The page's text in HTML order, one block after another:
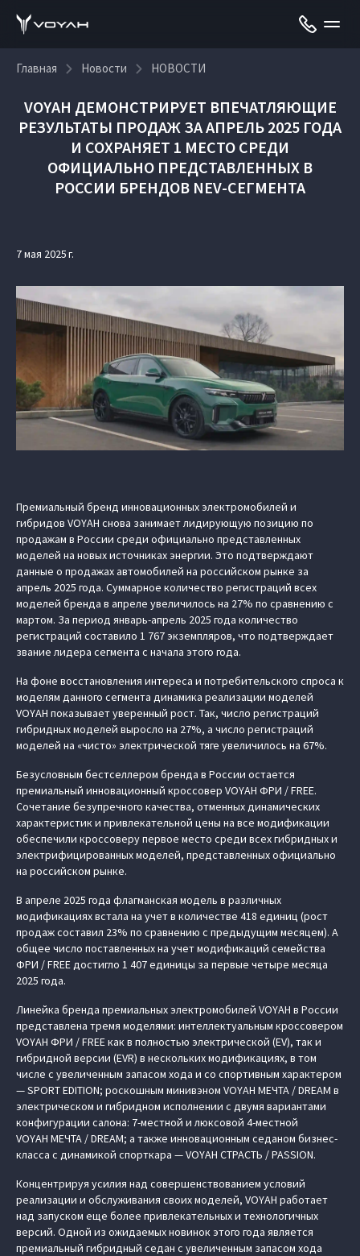
Главная Новости НОВОСТИ
VOYAH ДЕМОНСТРИРУЕТ ВПЕЧАТЛЯЮЩИЕ
РЕЗУЛЬТАТЫ ПРОДАЖ ЗА АПРЕЛЬ 2025 ГОДА
И СОХРАНЯЕТ 1 МЕСТО СРЕДИ
ОФИЦИАЛЬНО ПРЕДСТАВЛЕННЫХ В
РОССИИ БРЕНДОВ NEV-СЕГМЕНТА
7 мая 2025 г.
Премиальный бренд инновационных электромобилей и
гибридов VOYAH снова занимает лидирующую позицию по
продажам в России среди официально представленных
моделей на новых источниках энергии. Это подтверждают
данные о продажах автомобилей на российском рынке за
апрель 2025 года. Суммарное количество регистраций всех
моделей бренда в апреле увеличилось на 27% по сравнению с
мартом. За период январь-апрель 2025 года количество
регистраций составило 1 767 экземпляров, что подтверждает
звание лидера сегмента с начала этого года.
На фоне восстановления интереса и потребительского спроса к
моделям данного сегмента динамика реализации моделей
VOYAH показывает уверенный рост. Так, число регистраций
гибридных моделей выросло на 27%, а число регистраций
моделей на «чисто» электрической тяге увеличилось на 67%.
Безусловным бестселлером бренда в России остается
премиальный инновационный кроссовер VOYAH ФРИ / FREE.
Сочетание безупречного качества, отменных динамических
характеристик и привлекательной цены на все модификации
обеспечили кроссоверу первое место среди всех гибридных и
электрифицированных моделей, представленных официально
на российском рынке.
В апреле 2025 года флагманская модель в различных
модификациях встала на учет в количестве 418 единиц (рост
продаж составил 23% по сравнению с предыдущим месяцем). А
общее число поставленных на учет модификаций семейства
ФРИ / FREE достигло 1 407 единицы за первые четыре месяца
2025 года.
Линейка бренда премиальных электромобилей VOYAH в России
представлена тремя моделями: интеллектуальным кроссовером
VOYAH ФРИ / FREE как в полностью электрической (EV), так и
гибридной версии (EVR) в нескольких модификациях, в том
числе с увеличенным запасом хода и со спортивным характером
— SPORT EDITION; роскошным минивэном VOYAH МЕЧТА / DREAM в
электрическом и гибридном исполнении с двумя вариантами
конфигурации салона: 7-местной и люксовой 4-местной
VOYAH МЕЧТА / DREAM; а также инновационным седаном бизнес-
класса с динамикой спорткара — VOYAH СТРАСТЬ / PASSION.
Концентрируя усилия над совершенствованием условий
реализации и обслуживания своих моделей, VOYAH работает
над запуском еще более привлекательных и технологичных
версий. Одной из ожидаемых новинок этого года является
премиальный гибридный седан с увеличенным запасом хода